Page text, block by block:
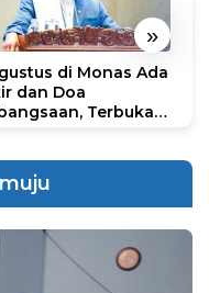
»
di Monas Ada
dan Doa
Terbuka